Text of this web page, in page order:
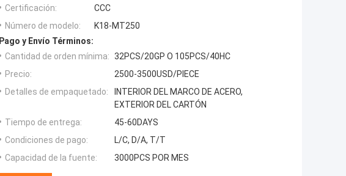
Certificación:
CCC
Número de modelo:
K18-MT250
Pago y Envío Términos:
Cantidad de orden mínima: 32PCS/20GP O 105PCS/40HC
Precio:
2500-3500USD/PIECE
Detalles de empaquetado:
INTERIOR DEL MARCO DE ACERO,
EXTERIOR DEL CARTÓN
Tiempo de entrega:
45-60DAYS
Condiciones de pago:
L/C, D/A, T/T
Capacidad de la fuente:
3000PCS POR MES